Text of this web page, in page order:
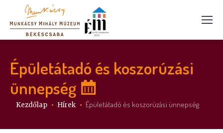
Épületátadó és koszorúzási
ünnepség
Itt vagy:
Kezdőlap Hírek Épületátadó és koszorúzási ünnepség